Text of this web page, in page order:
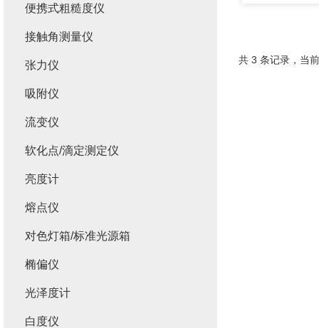
共 3 条记录，当
便携式粗糙度仪
接触角测量仪
张力仪
吸附仪
流变仪
软化点/滴定测定仪
亮度计
熔点仪
对色灯箱/标准光源箱
椭偏仪
光泽度计
白度仪